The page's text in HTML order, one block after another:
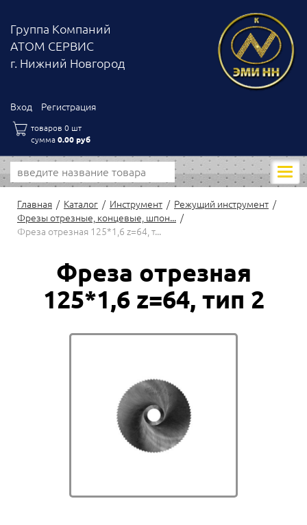
Группа Компаний
АТОМ СЕРВИС
г. Нижний Новгород
Вход Регистрация
товаров 0 шт
сумма 0.00 руб
Главная
Каталог Инструмент
Режущий инструмент
Фрезы отрезные, концевые, шпон...
Фреза отрезная 125*1,6 z=64, т...
Фреза отрезная
125*1,6 z=64, тип 2